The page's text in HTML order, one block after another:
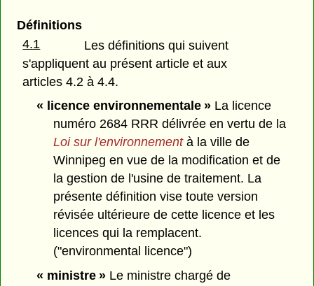
Définitions
4.1
Les définitions qui suivent
s'appliquent au présent article et aux
articles 4.2 à 4.4.
« licence environnementale »La licence
numéro 2684 RRR délivrée en vertu de la
Loi sur l'environnementà la ville de
Winnipeg en vue de la modification et de
la gestion de l'usine de traitement. La
présente définition vise toute version
révisée ultérieure de cette licence et les
licences qui la remplacent.
("environmental licence")
« ministre »Le ministre chargé de